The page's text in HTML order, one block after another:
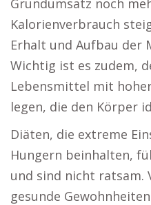
Grundumsatz noch
Kalorienverbrauch
Erhalt und Aufbau der
Wichtig ist es zudem,
Lebensmittel mit
legen, die den Körper
Diäten, die extreme
Hungern beinhalten,
und sind nicht ratsam.
gesunde